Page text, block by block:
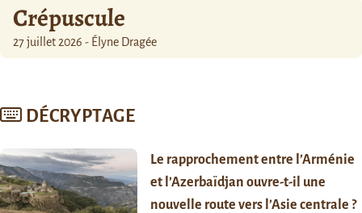
Crépuscule
27 juillet 2026 - Élyne Dragée
DÉCRYPTAGE
Le rapprochement entre l’Arménie
et l’Azerbaïdjan ouvre-t-il une
nouvelle route vers l’Asie centrale ?